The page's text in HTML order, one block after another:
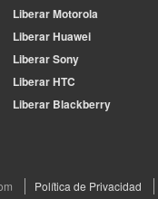
Liberar Motorola
Liberar Huawei
Liberar Sony
Liberar HTC
Liberar Blackberry
Política de Privacidad